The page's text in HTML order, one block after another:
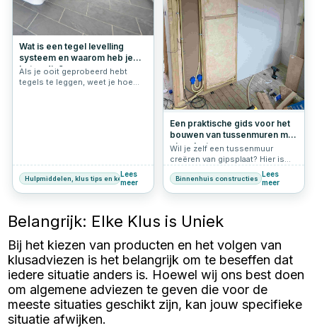
schroef-plug-boor
conversietabel om altijd de
juiste maat pluggen bij je
schroeven te vinden.
voor een lange levensduur. In dit
artikel ontdek je hoe je
eenvoudig een vlonder in je tuin
maakt en wat je nodig hebt om
jouw project tot een succes te
maken.
Wat is een tegel levelling
systeem en waarom heb je
het nodig?
Als je ooit geprobeerd hebt
tegels te leggen, weet je hoe
biedt een tegel levelling
systeem een eenvoudige en
effectieve oplossing. In dit
hoe het werkt en waarom het
onmisbaar is voor zowel
beginnende als ervaren
klussers.
Hulpmiddelen, klus tips en keuzehulp
Lees
meer
Een praktische gids voor het
bouwen van tussenmuren met
gipsplaat
Wil je zelf een tussenmuur
creëren van gipsplaat? Hier is
een handige gids voor het
maken van een scheidingswand
op zolder om twee aparte
Binnenhuis constructies
Lees
meer
Belangrijk: Elke Klus is Uniek
Bij het kiezen van producten en het volgen van
klusadviezen is het belangrijk om te beseffen dat
iedere situatie anders is. Hoewel wij ons best doen
om algemene adviezen te geven die voor de
meeste situaties geschikt zijn, kan jouw specifieke
situatie afwijken.